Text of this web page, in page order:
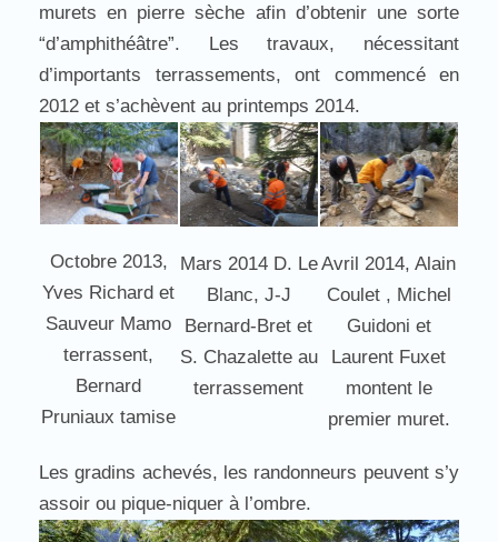
murets en pierre sèche afin d’obtenir une sorte
“d’amphithéâtre”. Les travaux, nécessitant
d’importants terrassements, ont commencé en
2012 et s’achèvent au printemps 2014.
Octobre 2013,
Yves Richard et
Sauveur Mamo
terrassent,
Bernard
Pruniaux tamise
Mars 2014 D. Le
Blanc, J-J
Bernard-Bret et
S. Chazalette au
terrassement
Avril 2014, Alain
Coulet , Michel
Guidoni et
Laurent Fuxet
montent le
premier muret.
Les gradins achevés, les randonneurs peuvent s’y
assoir ou pique-niquer à l’ombre.